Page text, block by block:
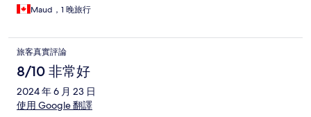
Maud，1 晚旅行
旅客真實評論
8/10 非常好
2024 年 6 月 23 日
使用 Google 翻譯